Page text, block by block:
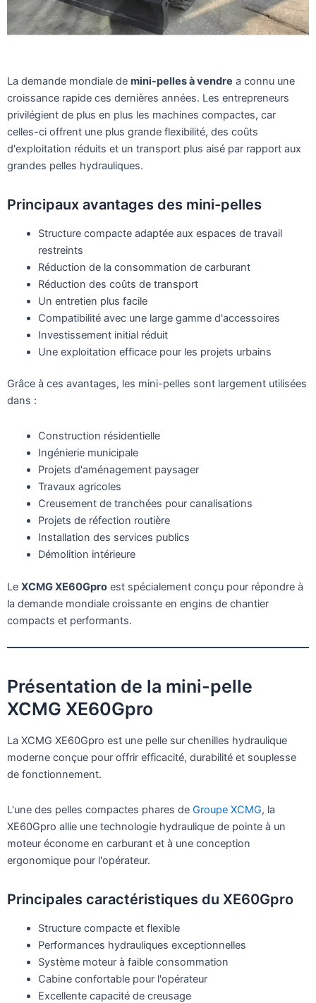
La demande mondiale de mini-pelles à vendre a connu une
croissance rapide ces dernières années. Les entrepreneurs
privilégient de plus en plus les machines compactes, car
celles-ci offrent une plus grande flexibilité, des coûts
d'exploitation réduits et un transport plus aisé par rapport aux
grandes pelles hydrauliques.
Principaux avantages des mini-pelles
Structure compacte adaptée aux espaces de travail
restreints
Réduction de la consommation de carburant
Réduction des coûts de transport
Un entretien plus facile
Compatibilité avec une large gamme d'accessoires
Investissement initial réduit
Une exploitation efficace pour les projets urbains
Grâce à ces avantages, les mini-pelles sont largement utilisées
dans :
Construction résidentielle
Ingénierie municipale
Projets d'aménagement paysager
Travaux agricoles
Creusement de tranchées pour canalisations
Projets de réfection routière
Installation des services publics
Démolition intérieure
Le XCMG XE60Gpro est spécialement conçu pour répondre à
la demande mondiale croissante en engins de chantier
compacts et performants.
Présentation de la mini-pelle
XCMG XE60Gpro
La XCMG XE60Gpro est une pelle sur chenilles hydraulique
moderne conçue pour offrir efficacité, durabilité et souplesse
de fonctionnement.
L'une des pelles compactes phares de Groupe XCMG, la
XE60Gpro allie une technologie hydraulique de pointe à un
moteur économe en carburant et à une conception
ergonomique pour l'opérateur.
Principales caractéristiques du XE60Gpro
Structure compacte et flexible
Performances hydrauliques exceptionnelles
Système moteur à faible consommation
Cabine confortable pour l'opérateur
Excellente capacité de creusage